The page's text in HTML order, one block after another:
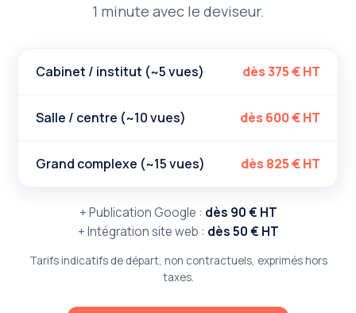
1 minute avec le deviseur.
Cabinet / institut (~5 vues) dès 375 € HT
Salle / centre (~10 vues) dès 600 € HT
Grand complexe (~15 vues) dès 825 € HT
+ Publication Google : dès 90 € HT
+ Intégration site web : dès 50 € HT
Tarifs indicatifs de départ, non contractuels, exprimés hors
taxes.